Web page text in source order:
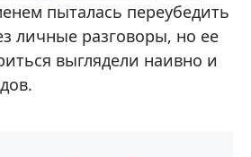
пыталась переубедить
личные разговоры, но ее
выглядели наивно и